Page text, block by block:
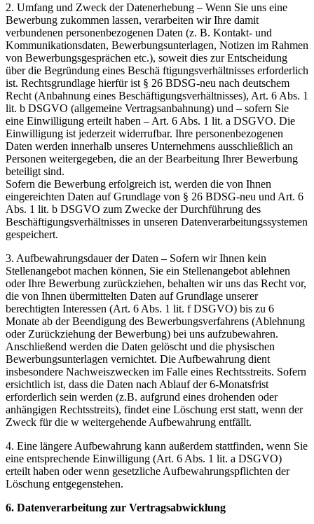
2. Umfang und Zweck der Datenerhebung – Wenn Sie uns eine
Bewerbung zukommen lassen, verarbeiten wir Ihre damit
verbundenen personenbezogenen Daten (z. B. Kontakt- und
Kommunikationsdaten, Bewerbungsunterlagen, Notizen im Rahmen
von Bewerbungsgesprächen etc.), soweit dies zur Entscheidung
über die Begründung eines Beschä ftigungsverhältnisses erforderlich
ist. Rechtsgrundlage hierfür ist § 26 BDSG-neu nach deutschem
Recht (Anbahnung eines Beschäftigungsverhältnisses), Art. 6 Abs. 1
lit. b DSGVO (allgemeine Vertragsanbahnung) und – sofern Sie
eine Einwilligung erteilt haben – Art. 6 Abs. 1 lit. a DSGVO. Die
Einwilligung ist jederzeit widerrufbar. Ihre personenbezogenen
Daten werden innerhalb unseres Unternehmens ausschließlich an
Personen weitergegeben, die an der Bearbeitung Ihrer Bewerbung
beteiligt sind.
Sofern die Bewerbung erfolgreich ist, werden die von Ihnen
eingereichten Daten auf Grundlage von § 26 BDSG-neu und Art. 6
Abs. 1 lit. b DSGVO zum Zwecke der Durchführung des
Beschäftigungsverhältnisses in unseren Datenverarbeitungssystemen
gespeichert.
3. Aufbewahrungsdauer der Daten – Sofern wir Ihnen kein
Stellenangebot machen können, Sie ein Stellenangebot ablehnen
oder Ihre Bewerbung zurückziehen, behalten wir uns das Recht vor,
die von Ihnen übermittelten Daten auf Grundlage unserer
berechtigten Interessen (Art. 6 Abs. 1 lit. f DSGVO) bis zu 6
Monate ab der Beendigung des Bewerbungsverfahrens (Ablehnung
oder Zurückziehung der Bewerbung) bei uns aufzubewahren.
Anschließend werden die Daten gelöscht und die physischen
Bewerbungsunterlagen vernichtet. Die Aufbewahrung dient
insbesondere Nachweiszwecken im Falle eines Rechtsstreits. Sofern
ersichtlich ist, dass die Daten nach Ablauf der 6-Monatsfrist
erforderlich sein werden (z.B. aufgrund eines drohenden oder
anhängigen Rechtsstreits), findet eine Löschung erst statt, wenn der
Zweck für die w weitergehende Aufbewahrung entfällt.
4. Eine längere Aufbewahrung kann außerdem stattfinden, wenn Sie
eine entsprechende Einwilligung (Art. 6 Abs. 1 lit. a DSGVO)
erteilt haben oder wenn gesetzliche Aufbewahrungspflichten der
Löschung entgegenstehen.
6. Datenverarbeitung zur Vertragsabwicklung